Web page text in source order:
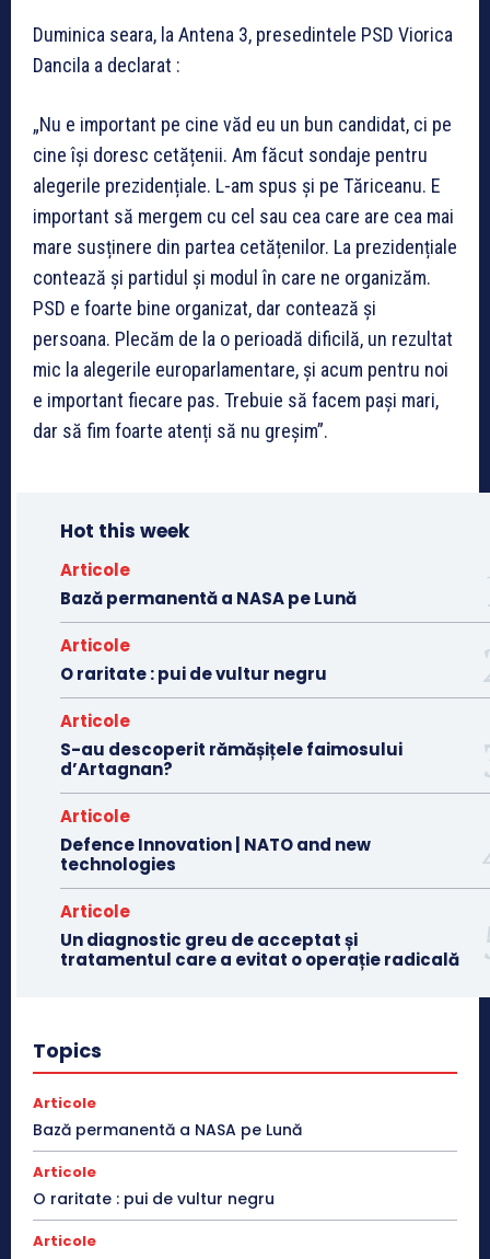
Duminica seara, la Antena 3, presedintele PSD Viorica
Dancila a declarat :
„Nu e important pe cine văd eu un bun candidat, ci pe
cine își doresc cetățenii. Am făcut sondaje pentru
alegerile prezidențiale. L-am spus și pe Tăriceanu. E
important să mergem cu cel sau cea care are cea mai
mare susținere din partea cetățenilor. La prezidențiale
contează și partidul și modul în care ne organizăm.
PSD e foarte bine organizat, dar contează și
persoana. Plecăm de la o perioadă dificilă, un rezultat
mic la alegerile europarlamentare, și acum pentru noi
e important fiecare pas. Trebuie să facem pași mari,
dar să fim foarte atenți să nu greșim”.
Hot this week
Articole
Bază permanentă a NASA pe Lună
Articole
O raritate : pui de vultur negru
Articole
S-au descoperit rămășițele faimosului
d’Artagnan?
Articole
Defence Innovation | NATO and new
technologies
Articole
Un diagnostic greu de acceptat și
tratamentul care a evitat o operație radicală
Topics
Articole
Bază permanentă a NASA pe Lună
Articole
O raritate : pui de vultur negru
Articole